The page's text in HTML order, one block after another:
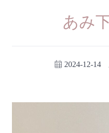
あみ
2024-12-14